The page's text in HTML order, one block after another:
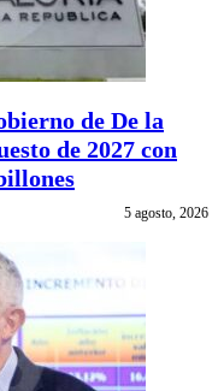
de De la
de 2027 con
5 agosto, 2026